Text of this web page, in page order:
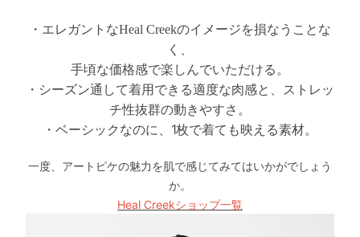
・エレガントなHeal Creekのイメージを損なうことな
く、
手頃な価格感で楽しんでいただける。
・シーズン通して着用できる適度な肉感と、ストレッ
チ性抜群の動きやすさ。
・ベーシックなのに、1枚で着ても映える素材。
一度、アートピケの魅力を肌で感じてみてはいかがでしょう
か。
Heal Creekショップ一覧